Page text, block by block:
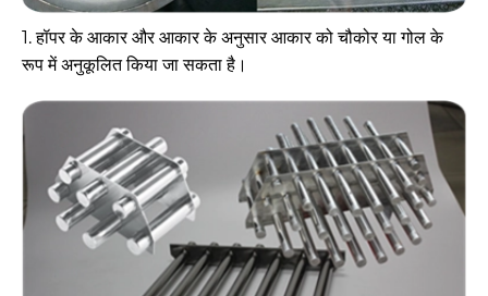
1. हॉपर के आकार और आकार के अनुसार आकार को चौकोर या गोल के
रूप में अनुकूलित किया जा सकता है।